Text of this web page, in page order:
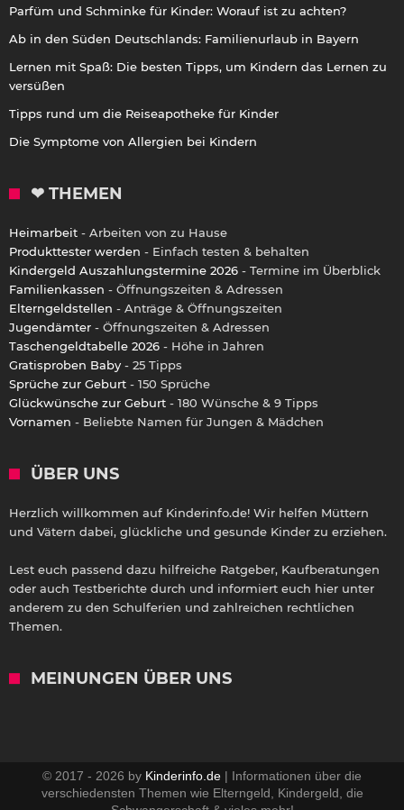
Parfüm und Schminke für Kinder: Worauf ist zu achten?
Ab in den Süden Deutschlands: Familienurlaub in Bayern
Lernen mit Spaß: Die besten Tipps, um Kindern das Lernen zu
versüßen
Tipps rund um die Reiseapotheke für Kinder
Die Symptome von Allergien bei Kindern
❤ THEMEN
Heimarbeit - Arbeiten von zu Hause
Produkttester werden - Einfach testen & behalten
Kindergeld Auszahlungstermine 2026 - Termine im Überblick
Familienkassen - Öffnungszeiten & Adressen
Elterngeldstellen - Anträge & Öffnungszeiten
Jugendämter - Öffnungszeiten & Adressen
Taschengeldtabelle 2026 - Höhe in Jahren
Gratisproben Baby - 25 Tipps
Sprüche zur Geburt - 150 Sprüche
Glückwünsche zur Geburt - 180 Wünsche & 9 Tipps
Vornamen - Beliebte Namen für Jungen & Mädchen
ÜBER UNS
Herzlich willkommen auf Kinderinfo.de! Wir helfen Müttern
und Vätern dabei, glückliche und gesunde Kinder zu erziehen.
Lest euch passend dazu hilfreiche Ratgeber, Kaufberatungen
oder auch Testberichte durch und informiert euch hier unter
anderem zu den Schulferien und zahlreichen rechtlichen
Themen.
MEINUNGEN ÜBER UNS
© 2017 - 2026 by Kinderinfo.de | Informationen über die
verschiedensten Themen wie Elterngeld, Kindergeld, die